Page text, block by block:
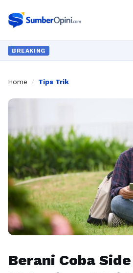
BREAKING
Home / Tips Trik
Berani Coba